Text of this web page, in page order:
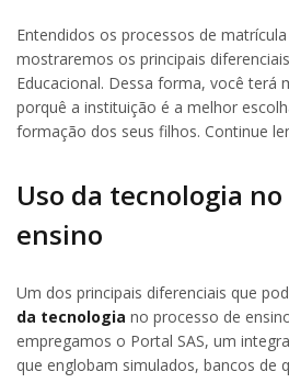
Entendidos os processos de
mostraremos os principais
Educacional. Dessa forma, você terá
porquê a instituição é a melhor
formação dos seus filhos. Continue
Uso da tecnologia
ensino
Um dos principais diferenciais que
da tecnologia no processo de
empregamos o Portal SAS, um
que englobam simulados, bancos de